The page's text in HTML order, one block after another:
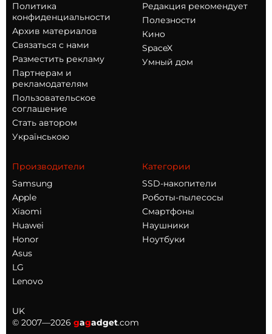
Политика
конфиденциальности
Архив материалов
Связаться с нами
Разместить рекламу
Партнерам и
рекламодателям
Пользовательское
соглашение
Стать автором
Українською
Редакция рекомендует
Полезности
Кино
SpaceX
Умный дом
Производители
Samsung
Apple
Xiaomi
Huawei
Honor
Asus
LG
Lenovo
Категории
SSD-накопители
Роботы-пылесосы
Смартфоны
Наушники
Ноутбуки
UK
© 2007—2026 gagadget.com